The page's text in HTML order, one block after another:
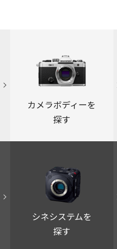
カメラボディーを
探す
シネシステムを
探す